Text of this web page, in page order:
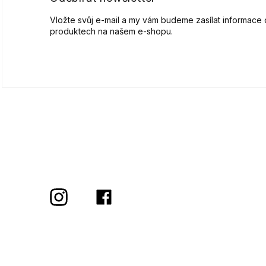
Vložte svůj e-mail a my vám budeme zasílat informace
produktech na našem e-shopu.